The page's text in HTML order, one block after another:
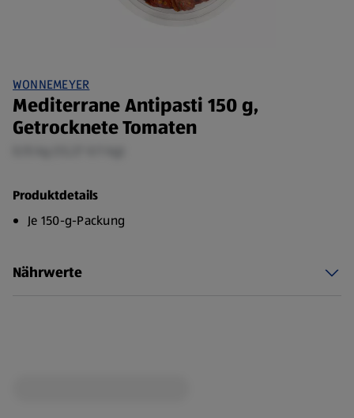
WONNEMEYER
Mediterrane Antipasti 150 g,
Getrocknete Tomaten
Produktdetails
Je 150-g-Packung
Nährwerte